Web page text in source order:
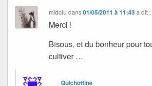
midolu dans01/05/2011 à 11:43 a dit :
Merci !
Bisous, et du bonheur pour
cultiver …
Quichottine